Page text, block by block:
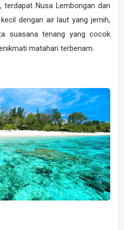
terdapat Nusa Lembongan dan
dengan air laut yang jernih,
suasana tenang yang cocok
matahari terbenam.